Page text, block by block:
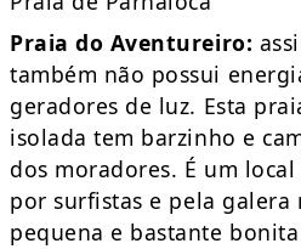
Praia do Aventureiro:
também não possui
geradores de luz. Esta
isolada tem barzinho e
dos moradores. É um
por surfistas e pela galera
pequena e bastante